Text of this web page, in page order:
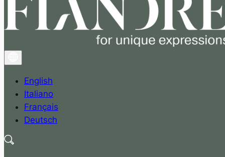
English
Italiano
Français
Deutsch